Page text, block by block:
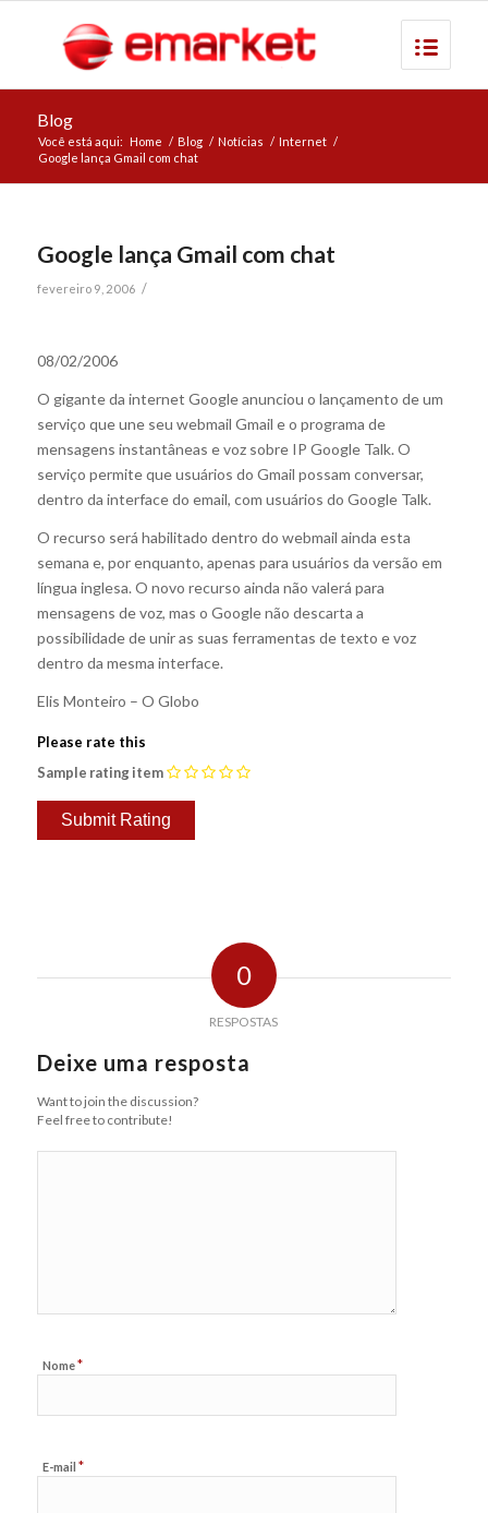
Blog
Você está aqui: Home / Blog / Notícias / Internet /
Google lança Gmail com chat
Google lança Gmail com chat
fevereiro 9, 2006 /
08/02/2006
O gigante da internet Google anunciou o lançamento de um
serviço que une seu webmail Gmail e o programa de
mensagens instantâneas e voz sobre IP Google Talk. O
serviço permite que usuários do Gmail possam conversar,
dentro da interface do email, com usuários do Google Talk.
O recurso será habilitado dentro do webmail ainda esta
semana e, por enquanto, apenas para usuários da versão em
língua inglesa. O novo recurso ainda não valerá para
mensagens de voz, mas o Google não descarta a
possibilidade de unir as suas ferramentas de texto e voz
dentro da mesma interface.
Elis Monteiro – O Globo
Please rate this
Sample rating item
0
RESPOSTAS
Deixe uma resposta
Want to join the discussion?
Feel free to contribute!
Nome*
E-mail *